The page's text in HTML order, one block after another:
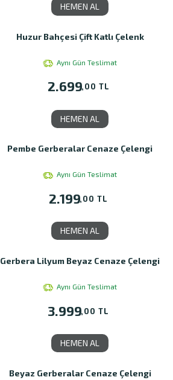
HEMEN AL
Huzur Bahçesi Çift Katlı Çelenk
Aynı Gün Teslimat
2.699,00 TL
HEMEN AL
Pembe Gerberalar Cenaze Çelengi
Aynı Gün Teslimat
2.199,00 TL
HEMEN AL
Gerbera Lilyum Beyaz Cenaze Çelengi
Aynı Gün Teslimat
3.999,00 TL
HEMEN AL
Beyaz Gerberalar Cenaze Çelengi